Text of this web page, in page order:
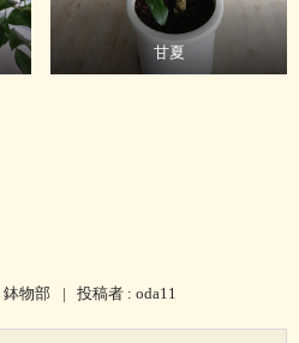
甘夏
鉢物部 | 投稿者 : oda11